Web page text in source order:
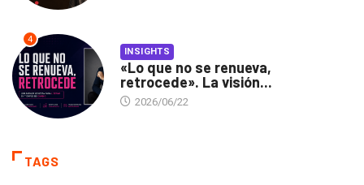
4
INSIGHTS
«Lo que no se renueva,
retrocede». La visión...
2026/06/22
TAGS